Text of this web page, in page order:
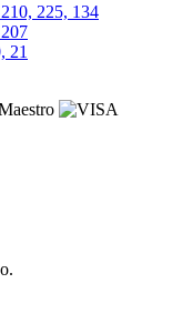
225, 134
21